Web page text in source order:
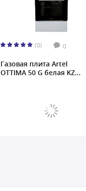
(0) 0
Газовая плита Artel
APETITO G базовая